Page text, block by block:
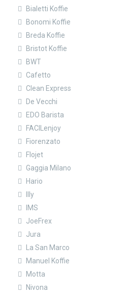
Bialetti Koffie
Bonomi Koffie
Breda Koffie
Bristot Koffie
BWT
Cafetto
Clean Express
De Vecchi
EDO Barista
FACILenjoy
Fiorenzato
Flojet
Gaggia Milano
Hario
Illy
IMS
JoeFrex
Jura
La San Marco
Manuel Koffie
Motta
Nivona